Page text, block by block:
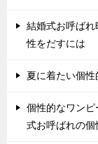
結婚式お呼ば
性をだすには
夏に着たい個
個性的なワン
式お呼ばれの個